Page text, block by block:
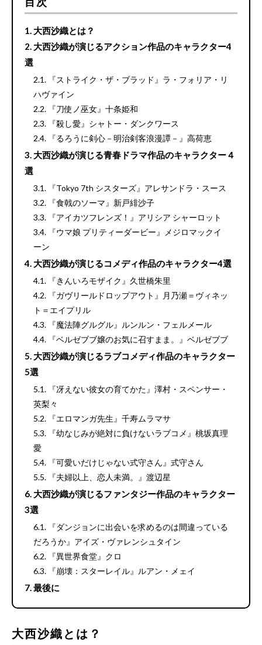
大西沙織とは？
大西沙織が演じるアクション作品のキャラクター4
選
『ストライク・ザ・ブラッド』ラ・フォリア・リ
ハヴァイン
『刀使ノ巫女』十条姫和
『殺し愛』シャトー・ダンクワース
『るろうに剣心－明治剣客浪漫譚－』高荷恵
大西沙織が演じる青春ドラマ作品のキャラクター４
選
『Tokyo 7th シスターズ』アレサンドラ・スース
『食戟のソーマ』新戸緋沙子
『アイカツフレンズ！』アリシア シャーロット
『ウマ娘 プリティーダービー』メジロマックイ
ーン
大西沙織が演じるコメディ作品のキャラクター4選
『きんいろモザイク』久世橋朱里
『ガヴリールドロップアウト』月乃瀬＝ヴィネッ
ト＝エイプリル
『魔法陣グルグル』ルンルン・フェルメール
『ベルゼブブ嬢のお気に召すまま。』ベルゼブブ
大西沙織が演じるラブコメディ作品のキャラクター
5選
『冴えない彼女の育てかた』澤村・スペンサー・
英梨々
『エロマンガ先生』千寿ムラマサ
『幼なじみが絶対に負けないラブコメ』桃坂真理
愛
『可愛いだけじゃない式守さん』式守さん
『夫婦以上、恋人未満。』渡辺星
大西沙織が演じるファンタジー作品のキャラクター
3選
『ダンジョンに出会いを求めるのは間違っている
だろうか』アイズ・ヴァレンシュタイン
『異世界食堂』クロ
『崩壊：スターレイル』ルアン・メェイ
最後に
大西沙織とは？